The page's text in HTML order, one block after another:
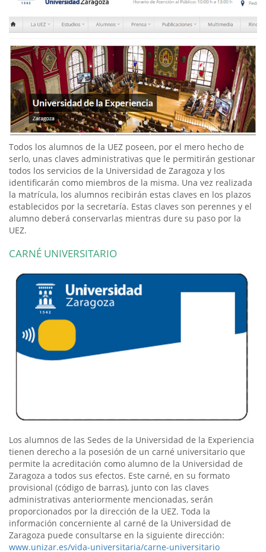
Todos los alumnos de la UEZ poseen, por el mero hecho de
serlo, unas claves administrativas que le permitirán gestionar
todos los servicios de la Universidad de Zaragoza y los
identificarán como miembros de la misma. Una vez realizada
la matrícula, los alumnos recibirán estas claves en los plazos
establecidos por la secretaría. Estas claves son perennes y el
alumno deberá conservarlas mientras dure su paso por la
UEZ.
CARNÉ UNIVERSITARIO
Los alumnos de las Sedes de la Universidad de la Experiencia
tienen derecho a la posesión de un carné universitario que
permite la acreditación como alumno de la Universidad de
Zaragoza a todos sus efectos. Este carné, en su formato
provisional (código de barras), junto con las claves
administrativas anteriormente mencionadas, serán
proporcionados por la dirección de la UEZ. Toda la
información concerniente al carné de la Universidad de
Zaragoza puede consultarse en la siguiente dirección:
www.unizar.es/vida-universitaria/carne-universitario